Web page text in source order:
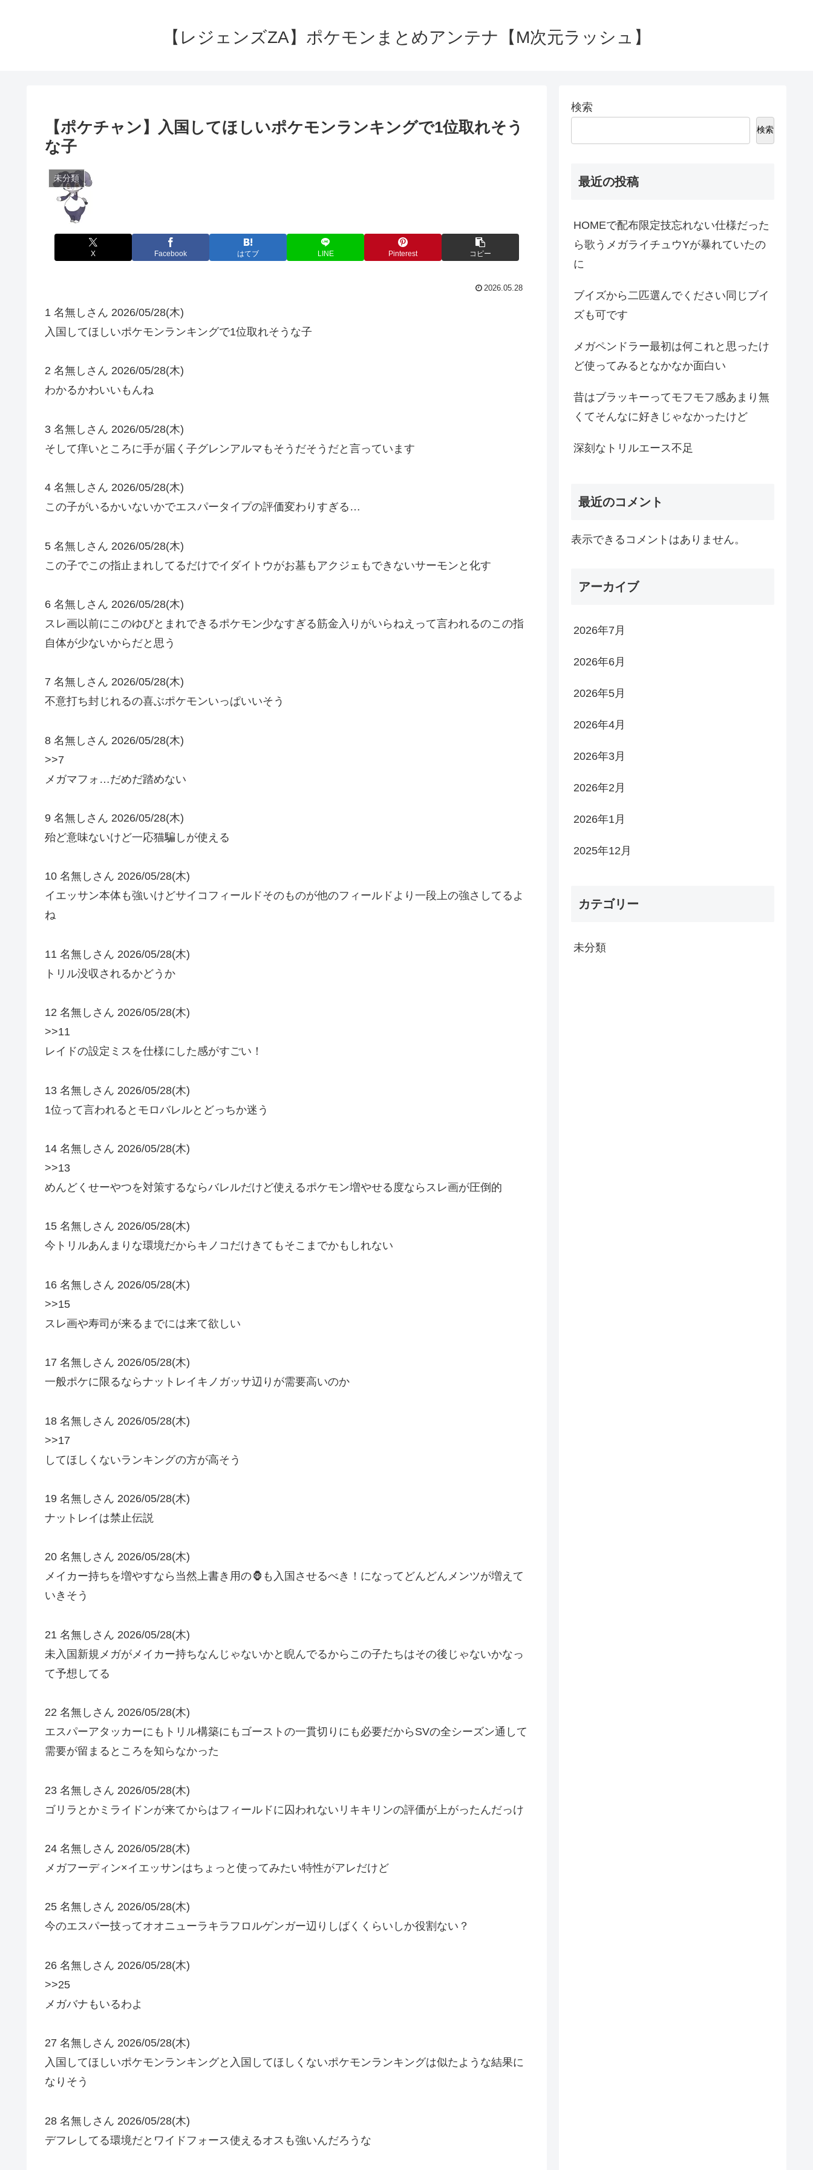
【レジェンズZA】ポケモンまとめアンテナ【M次元ラッシュ】
【ポケチャン】入国してほしいポケモンランキングで1位取れそう
な子
未分類
X Facebook はてブ LINE Pinterest コピー
2026.05.28
1 名無しさん 2026/05/28(木)
入国してほしいポケモンランキングで1位取れそうな子
2 名無しさん 2026/05/28(木)
わかるかわいいもんね
3 名無しさん 2026/05/28(木)
そして痒いところに手が届く子グレンアルマもそうだそうだと言っています
4 名無しさん 2026/05/28(木)
この子がいるかいないかでエスパータイプの評価変わりすぎる…
5 名無しさん 2026/05/28(木)
この子でこの指止まれしてるだけでイダイトウがお墓もアクジェもできないサーモンと化す
6 名無しさん 2026/05/28(木)
スレ画以前にこのゆびとまれできるポケモン少なすぎる筋金入りがいらねえって言われるのこの指
自体が少ないからだと思う
7 名無しさん 2026/05/28(木)
不意打ち封じれるの喜ぶポケモンいっぱいいそう
8 名無しさん 2026/05/28(木)
>>7
メガマフォ…だめだ踏めない
9 名無しさん 2026/05/28(木)
殆ど意味ないけど一応猫騙しが使える
10 名無しさん 2026/05/28(木)
イエッサン本体も強いけどサイコフィールドそのものが他のフィールドより一段上の強さしてるよ
ね
11 名無しさん 2026/05/28(木)
トリル没収されるかどうか
12 名無しさん 2026/05/28(木)
>>11
レイドの設定ミスを仕様にした感がすごい！
13 名無しさん 2026/05/28(木)
1位って言われるとモロバレルとどっちか迷う
14 名無しさん 2026/05/28(木)
>>13
めんどくせーやつを対策するならバレルだけど使えるポケモン増やせる度ならスレ画が圧倒的
15 名無しさん 2026/05/28(木)
今トリルあんまりな環境だからキノコだけきてもそこまでかもしれない
16 名無しさん 2026/05/28(木)
>>15
スレ画や寿司が来るまでには来て欲しい
17 名無しさん 2026/05/28(木)
一般ポケに限るならナットレイキノガッサ辺りが需要高いのか
18 名無しさん 2026/05/28(木)
>>17
してほしくないランキングの方が高そう
19 名無しさん 2026/05/28(木)
ナットレイは禁止伝説
20 名無しさん 2026/05/28(木)
メイカー持ちを増やすなら当然上書き用の🦍も入国させるべき！になってどんどんメンツが増えて
いきそう
21 名無しさん 2026/05/28(木)
未入国新規メガがメイカー持ちなんじゃないかと睨んでるからこの子たちはその後じゃないかなっ
て予想してる
22 名無しさん 2026/05/28(木)
エスパーアタッカーにもトリル構築にもゴーストの一貫切りにも必要だからSVの全シーズン通して
需要が留まるところを知らなかった
23 名無しさん 2026/05/28(木)
ゴリラとかミライドンが来てからはフィールドに囚われないリキキリンの評価が上がったんだっけ
24 名無しさん 2026/05/28(木)
メガフーディン×イエッサンはちょっと使ってみたい特性がアレだけど
25 名無しさん 2026/05/28(木)
今のエスパー技ってオオニューラキラフロルゲンガー辺りしばくくらいしか役割ない？
26 名無しさん 2026/05/28(木)
>>25
メガバナもいるわよ
27 名無しさん 2026/05/28(木)
入国してほしいポケモンランキングと入国してほしくないポケモンランキングは似たような結果に
なりそう
28 名無しさん 2026/05/28(木)
デフレしてる環境だとワイドフォース使えるオスも強いんだろうな
検索
検索
最近の投稿
HOMEで配布限定技忘れない仕様だった
ら歌うメガライチュウYが暴れていたの
に
ブイズから二匹選んでください同じブイ
ズも可です
メガペンドラー最初は何これと思ったけ
ど使ってみるとなかなか面白い
昔はブラッキーってモフモフ感あまり無
くてそんなに好きじゃなかったけど
深刻なトリルエース不足
最近のコメント
表示できるコメントはありません。
アーカイブ
2026年7月
2026年6月
2026年5月
2026年4月
2026年3月
2026年2月
2026年1月
2025年12月
カテゴリー
未分類